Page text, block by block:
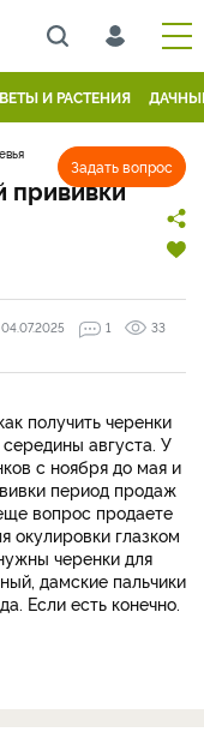
И РАСТЕНИЯ
Задать вопрос
прививки
04.07.2025 1 33
получить черенки
августа. У
с ноября до мая и
период продаж
вопрос продаете
окулировки глазком
черенки для
дамские пальчики
Если есть конечно.